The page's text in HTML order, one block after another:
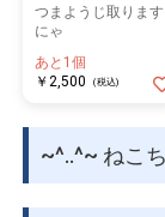
つまようじ取ります
にゃ
あと1個
￥2,500
(税込)
~^..^~ ねこ